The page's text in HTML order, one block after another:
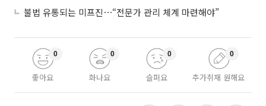
불법 유통되는 미프진⋯“전문가 관리 체계 마련해야”
좋아요
0
화나요
0
슬퍼요
0
추가취재 원해요
0